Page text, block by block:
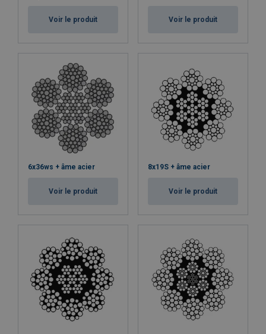
Voir le produit Voir le produit
6x36ws + âme acier
Voir le produit
8x19S + âme acier
Voir le produit